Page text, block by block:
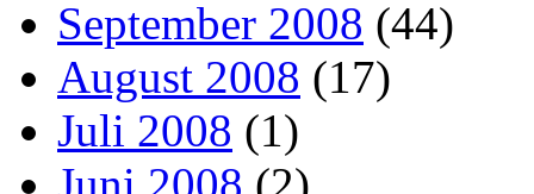
September 2008 (44)
August 2008 (17)
Juli 2008 (1)
Juni 2008 (2)